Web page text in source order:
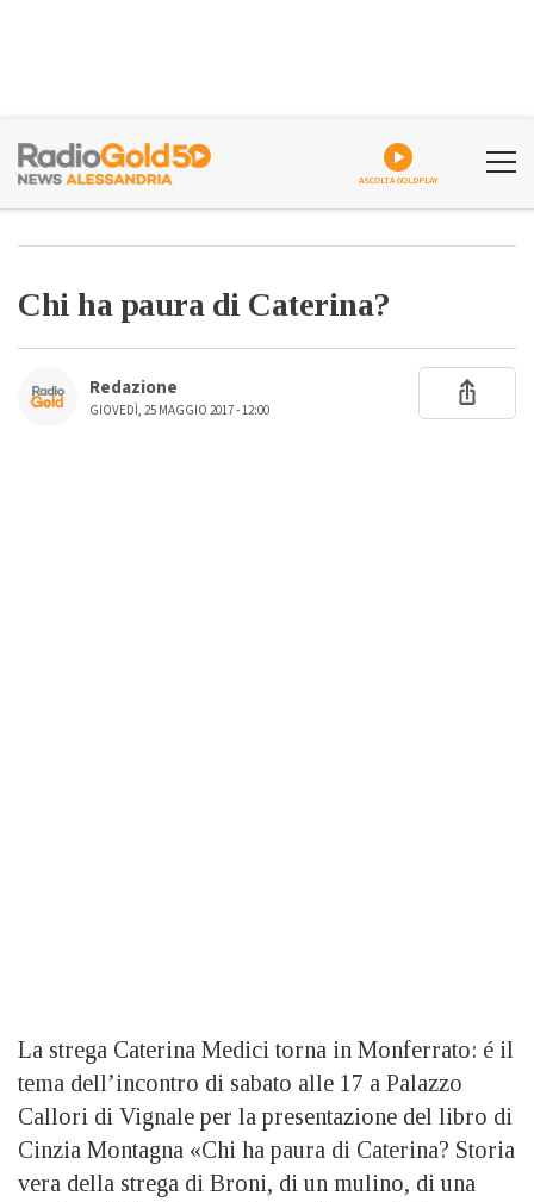
ASCOLTA GOLDPLAY
Chi ha paura di Caterina?
Redazione
GIOVEDÌ, 25 MAGGIO 2017 - 12:00
La strega Caterina Medici torna in Monferrato: é il
tema dell’incontro di sabato alle 17 a Palazzo
Callori di Vignale per la presentazione del libro di
Cinzia Montagna «Chi ha paura di Caterina? Storia
vera della strega di Broni, di un mulino, di una